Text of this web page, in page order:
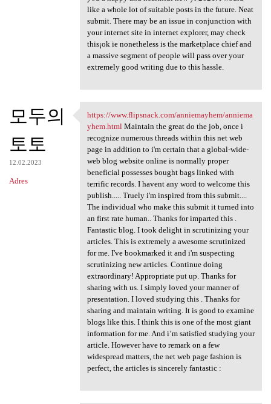
like a whole lot of suitable posts in the future. Neat
submit. There may be an issue in conjunction with
your internet site in internet explorer, may check
this¡ok ie nonetheless is the marketplace chief and
a massive segment of people will pass over your
extremely good writing due to this hassle.
모두의
토토
12.02.2023
Adres
https://www.flipsnack.com
https://www.flipsnack.com/anniemayhem/anniema
yhem.htmlMaintain the great do the job, once i
recognize numerous threads within this net web
page in addition to i'm certain that a global-wide-
web blog website online is normally proper
beneficial possesses bought bags linked with
terrific records. I havent any word to welcome this
publish..... Truely i'm inspired from this submit....
The individual who make this submit it turned into
an first rate human.. Thanks for imparted this .
Fantastic blog. I took delight in scrutinizing your
articles. This is extremely a awesome scrutinized
for me. I've bookmarked it and i'm suspecting
scrutinizing new articles. Continue doing
extraordinary! Appropriate put up. Thanks for
sharing with us. I simply loved your manner of
presentation. I loved studying this . Thanks for
sharing and maintain writing. It is good to examine
blogs like this. I think this is one of the most giant
information for me. And i’m satisfied studying your
article. However have to remark on a few
widespread matters, the net web page fashion is
perfect, the articles is sincerely fantastic :